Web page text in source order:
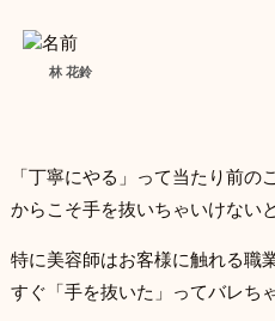
林 花鈴
「丁寧にやる」って当たり前
からこそ手を抜いちゃいけない
特に美容師はお客様に触れる職
すぐ「手を抜いた」ってバレち